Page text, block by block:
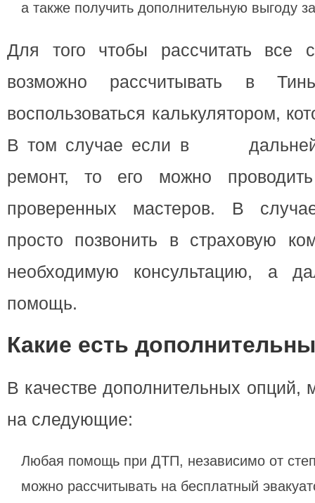
а также получить дополнительную выгоду
Для того чтобы рассчитать все
возможно рассчитывать в
воспользоваться калькулятором,
В том случае если в
ремонт, то его можно
проверенных мастеров. В
просто позвонить в страховую
необходимую консультацию, а
помощь.
Какие есть
В качестве дополнительных опций,
на следующие:
Любая помощь при ДТП, независимо от
можно рассчитывать на бесплатный